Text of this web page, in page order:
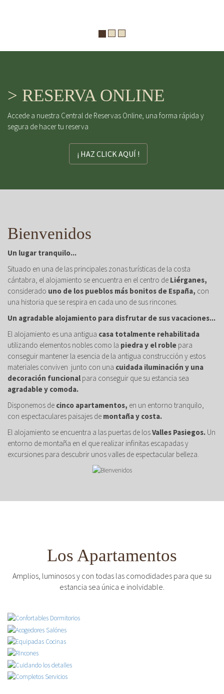
> RESERVA ONLINE
Accede a nuestra Central de Reservas Online, una forma rápida y
segura de hacer tu reserva
¡ HAZ CLICK AQUÍ !
Bienvenidos
Un lugar tranquilo...
Situado en una de las principales zonas turísticas de la costa
cántabra, el alojamiento se encuentra en el centro de Liérganes,
considerado uno de los pueblos más bonitos de España, con
una historia que se respira en cada uno de sus rincones.
Un agradable alojamiento para disfrutar de sus vacaciones...
El alojamiento es una antigua casa totalmente rehabilitada
utilizando elementos nobles como la piedra y el roble para
conseguir mantener la esencia de la antigua construcción y estos
materiales conviven junto con una cuidada iluminación y una
decoración funcional para conseguir que su estancia sea
agradable y comoda.
Disponemos de cinco apartamentos, en un entorno tranquilo,
con espectaculares paisajes de montaña y costa.
El alojamiento se encuentra a las puertas de losValles Pasiegos. Un
entorno de montaña en el que realizar infinitas escapadas y
excursiones para descubrir unos valles de espectacular belleza.
Los Apartamentos
Amplios, luminosos y con todas las comodidades para que su
estancia sea única e inolvidable.